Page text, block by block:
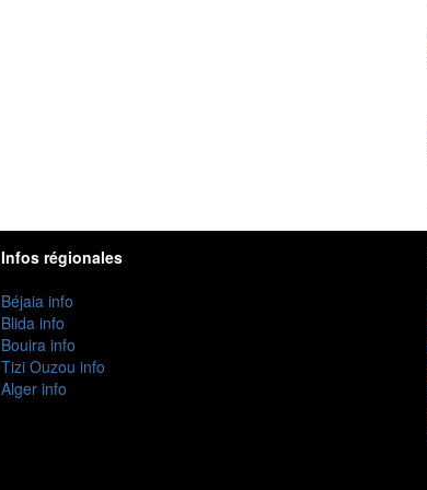
Infos régionales
Béjaia info
Blida info
Bouira info
Tizi Ouzou info
Alger info